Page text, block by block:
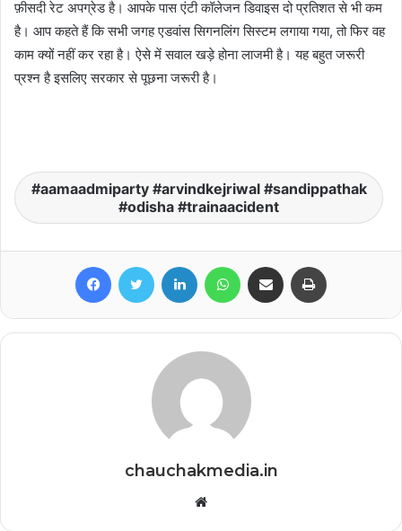
फ़ीसदी रेट अपग्रेड है। आपके पास एंटी कॉलेजन डिवाइस दो प्रतिशत से भी कम
है। आप कहते हैं कि सभी जगह एडवांस सिगनलिंग सिस्टम लगाया गया, तो फिर वह
काम क्यों नहीं कर रहा है। ऐसे में सवाल खड़े होना लाजमी है। यह बहुत जरूरी
प्रश्न है इसलिए सरकार से पूछना जरूरी है।
aamaadmiparty #arvindkejriwal #sandippathak
#odisha #trainaacident
FacebookTwitter LinkedIn WhatsAppShare via Email
chauchakmedia.in
Website